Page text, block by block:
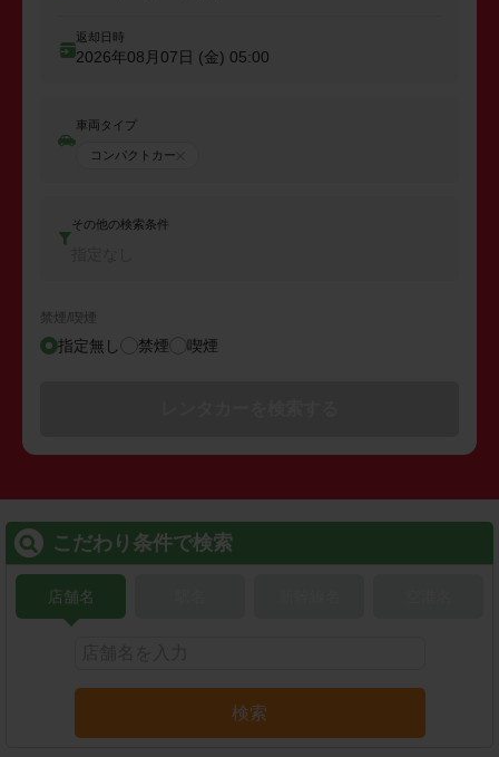
返却日時
2026年08月07日 (金) 05:00
車両タイプ
コンパクトカー
その他の検索条件
禁煙/喫煙
指定無し 禁煙 喫煙
こだわり条件で検索
店舗名
検索